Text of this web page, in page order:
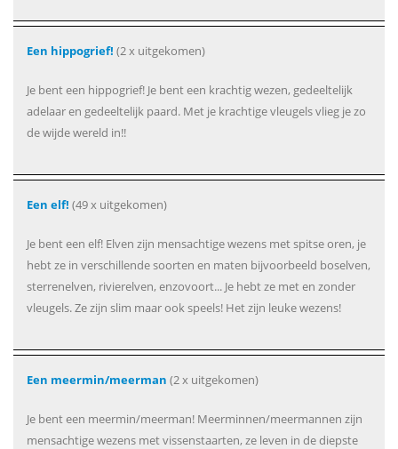
Een hippogrief! (2 x uitgekomen)
Je bent een hippogrief! Je bent een krachtig wezen, gedeeltelijk
adelaar en gedeeltelijk paard. Met je krachtige vleugels vlieg je zo
de wijde wereld in!!
Een elf! (49 x uitgekomen)
Je bent een elf! Elven zijn mensachtige wezens met spitse oren, je
hebt ze in verschillende soorten en maten bijvoorbeeld boselven,
sterrenelven, rivierelven, enzovoort... Je hebt ze met en zonder
vleugels. Ze zijn slim maar ook speels! Het zijn leuke wezens!
Een meermin/meerman (2 x uitgekomen)
Je bent een meermin/meerman! Meerminnen/meermannen zijn
mensachtige wezens met vissenstaarten, ze leven in de diepste